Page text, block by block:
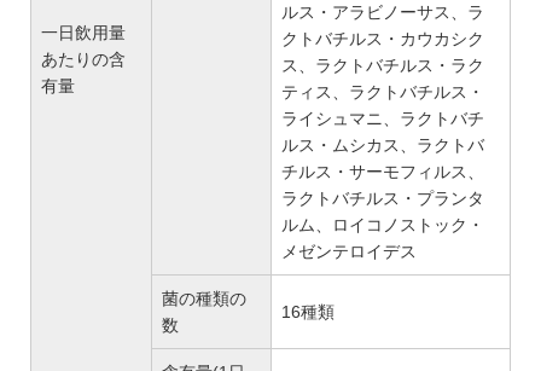
一日飲用量
あたりの含
有量
ルス・アラビノーサス、ラ
クトバチルス・カウカシク
ス、ラクトバチルス・ラク
ティス、ラクトバチルス・
ライシュマニ、ラクトバチ
ルス・ムシカス、ラクトバ
チルス・サーモフィルス、
ラクトバチルス・プランタ
ルム、ロイコノストック・
メゼンテロイデス
菌の種類の
数
16種類